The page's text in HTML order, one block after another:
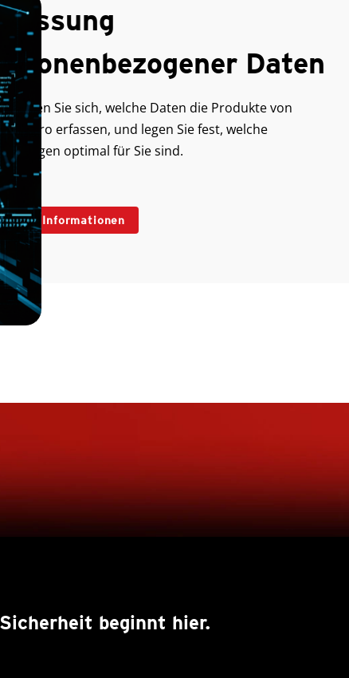
Daten
Sie sich, welche Daten die Produkte von
Micro erfassen, und legen Sie fest, welche
optimal für Sie sind.
Informationen
beginnt hier.